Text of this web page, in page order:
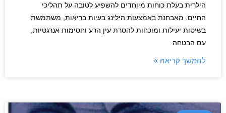
הילרית בעלת כוחות מיוחדים להשפיע לטובה על תהליכי
החיים. מאבחנת באמצעות הילינג בעיות בריאות, משתמשת
בשיטות יעילות ומוכחות להסרת עין הרע וחסימות אנרגטיות,
עם הבטחה
להמשך קריאה »